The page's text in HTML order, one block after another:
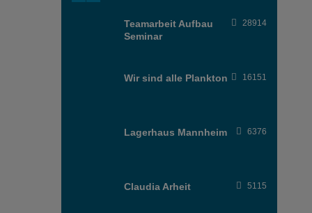
Teamarbeit Aufbau
Seminar
28914
Wir sind alle Plankton 16151
Lagerhaus Mannheim 6376
Claudia Arheit 5115